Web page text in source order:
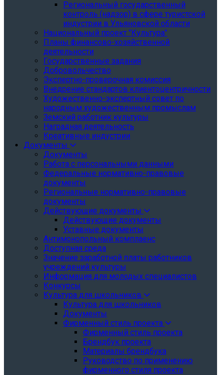
Региональный государственный
контроль (надзор) в сфере туристской
индустрии в Ульяновской области
Национальный проект "Культура"
Планы финансово-хозяйственной
деятельности
Государственные задания
Добровольчество
Экспертно-проверочная комиссия
Внедрение стандартов клиентоцентричности
Художественно-экспертный совет по
народным художественным промыслам
Земский работник культуры
Наградная деятельность
Креативные индустрии
Документы
Документы
Работа с персональными данными
Федеральные нормативно-правовые
документы
Региональные нормативно-правовые
документы
Действующие документы
Действующие документы
Уставные документы
Антимонопольный комплаенс
Доступная среда
Значение заработной платы работников
учреждений культуры
Информация для молодых специалистов
Конкурсы
Культура для школьников
Культура для школьников
Документы
Фирменный стиль проекта
Фирменный стиль проекта
Брендбук проекта
Материалы брендбука
Руководство по применению
фирменного стиля проекта